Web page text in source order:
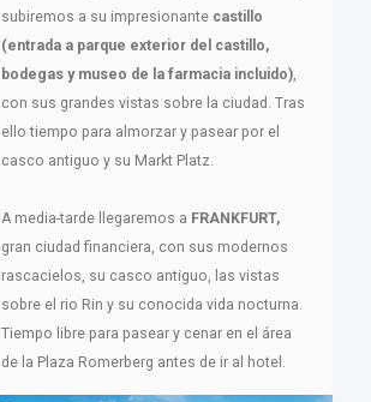
subiremos a su impresionante castillo
(entrada a parque exterior del castillo,
bodegas y museo de la farmacia incluido),
con sus grandes vistas sobre la ciudad. Tras
ello tiempo para almorzar y pasear por el
casco antiguo y su Markt Platz.
A media-tarde llegaremos a FRANKFURT,
gran ciudad financiera, con sus modernos
rascacielos, su casco antiguo, las vistas
sobre el rio Rin y su conocida vida nocturna.
Tiempo libre para pasear y cenar en el área
de la Plaza Romerberg antes de ir al hotel.